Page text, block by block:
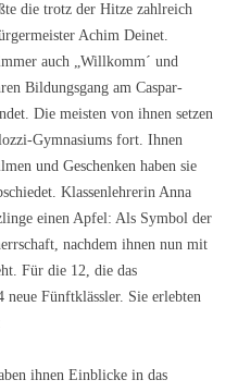
die trotz der Hitze zahlreich
Achim Deinet.
auch „Willkomm´ und
Bildungsgang am Caspar-
Die meisten von ihnen setzen
Gymnasiums fort. Ihnen
und Geschenken haben sie
Klassenlehrerin Anna
einen Apfel: Als Symbol der
nachdem ihnen nun mit
Für die 12, die das
neue Fünftklässler. Sie erlebten
ihnen Einblicke in das